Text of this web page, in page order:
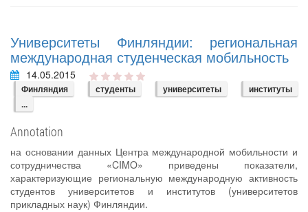
Университеты Финляндии: региональная
международная студенческая мобильность
14.05.2015
Финляндия студенты университеты
институты
...
Annotation
на основании данных Центра международной мобильности и
сотрудничества «CIMO» приведены показатели,
характеризующие региональную международную активность
студентов университетов и институтов (университетов
прикладных наук) Финляндии.